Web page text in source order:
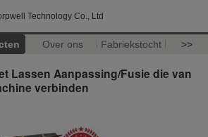
Technology Co., Ltd
Over ons Fabriekstocht >>
Lassen Aanpassing/Fusie die van
verbinden